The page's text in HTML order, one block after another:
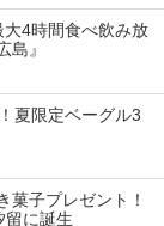
4時間食べ飲み放
』
夏限定ベーグル3
菓子プレゼント！
留に誕生